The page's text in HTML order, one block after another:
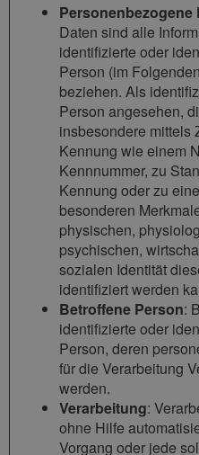
Personenbezogene
Daten sind alle
identifizierte oder
Person (im
beziehen. Als
Person angesehen,
insbesondere mittels
Kennung wie einem
Kennnummer, zu
Kennung oder zu
besonderen
physischen,
psychischen,
sozialen Identität
identifiziert werden
Betroffene Person:
identifizierte oder
Person, deren
für die Verarbeitung
werden.
Verarbeitung:
ohne Hilfe
Vorgang oder jede